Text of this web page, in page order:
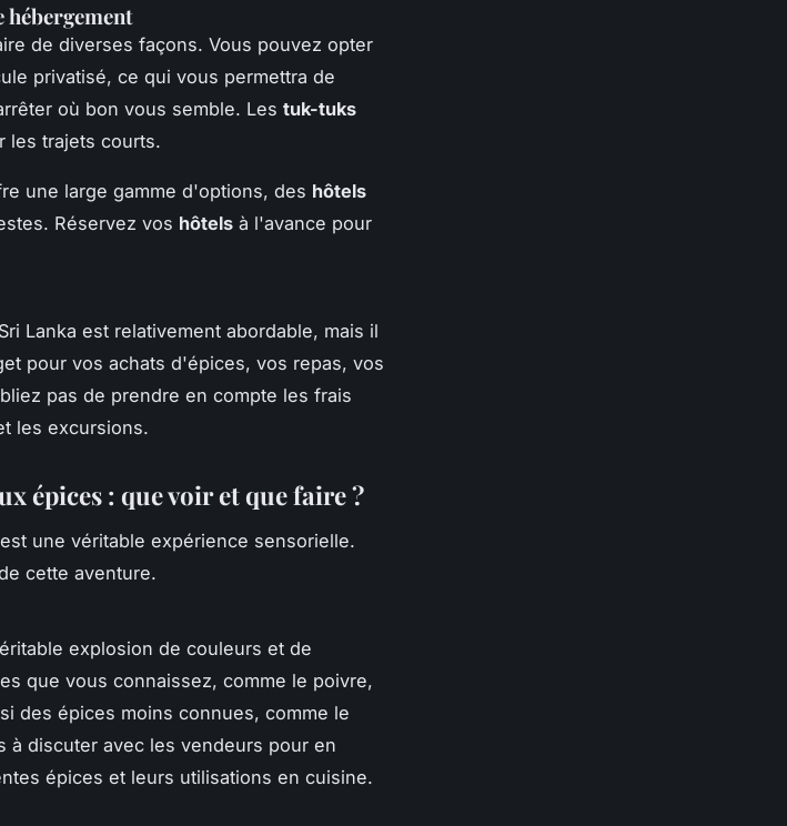
de diverses façons. Vous pouvez opter
privatisé, ce qui vous permettra de
où bon vous semble. Les tuk-tuks
les trajets courts.
une large gamme d'options, des hôtels
Réservez vos hôtels à l'avance pour
Lanka est relativement abordable, mais il
pour vos achats d'épices, vos repas, vos
pas de prendre en compte les frais
les excursions.
épices : que voir et que faire ?
une véritable expérience sensorielle.
cette aventure.
explosion de couleurs et de
que vous connaissez, comme le poivre,
des épices moins connues, comme le
à discuter avec les vendeurs pour en
épices et leurs utilisations en cuisine.